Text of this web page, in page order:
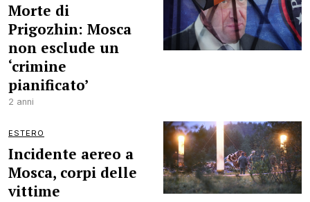
Morte di
Prigozhin: Mosca
non esclude un
‘crimine
pianificato’
2 anni
ESTERO
Incidente aereo a
Mosca, corpi delle
vittime